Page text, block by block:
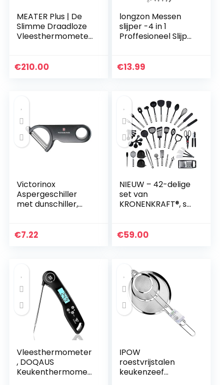
MEATER Plus | De
Slimme Draadloze
Vleesthermometer
Oven, Gril, Keuken,
€210.00
longzon Messen
slijper -4 in 1
Proffesioneel Slijper
Slijpkoppen voor
€13.99
Victorinox
Aspergeschiller
met dunschiller,
voor de
€7.22
NIEUW – 42-delige
set van
KRONENKRAFT®, set
staal en nylon.
€59.00
Vleesthermometer
, DOQAUS
Keukenthermomet
IPOW
roestvrijstalen
keukenzeef